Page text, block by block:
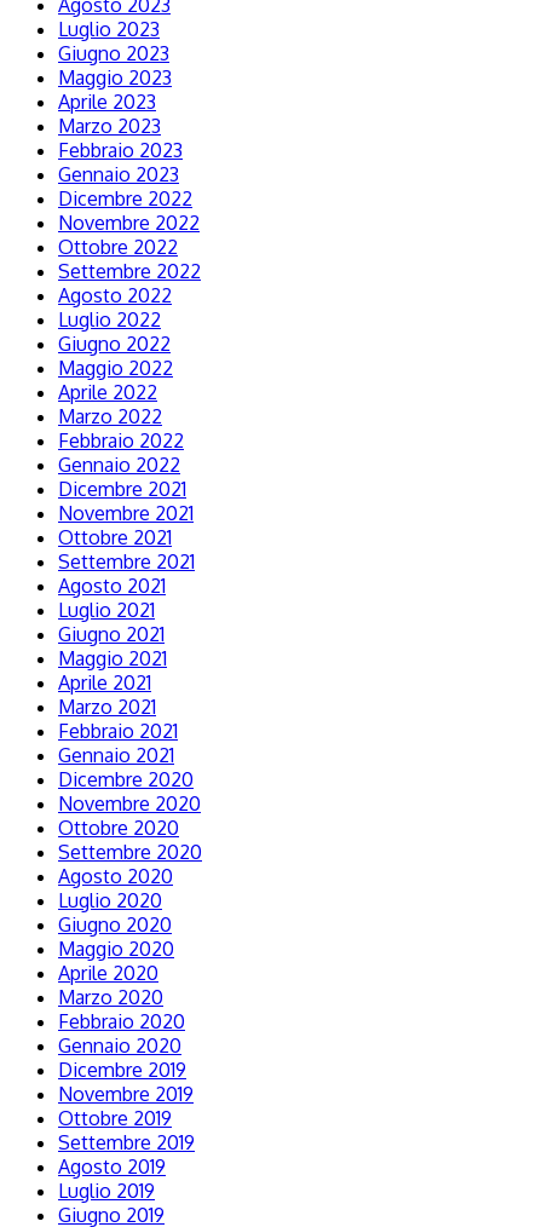
Agosto 2023
Luglio 2023
Giugno 2023
Maggio 2023
Aprile 2023
Marzo 2023
Febbraio 2023
Gennaio 2023
Dicembre 2022
Novembre 2022
Ottobre 2022
Settembre 2022
Agosto 2022
Luglio 2022
Giugno 2022
Maggio 2022
Aprile 2022
Marzo 2022
Febbraio 2022
Gennaio 2022
Dicembre 2021
Novembre 2021
Ottobre 2021
Settembre 2021
Agosto 2021
Luglio 2021
Giugno 2021
Maggio 2021
Aprile 2021
Marzo 2021
Febbraio 2021
Gennaio 2021
Dicembre 2020
Novembre 2020
Ottobre 2020
Settembre 2020
Agosto 2020
Luglio 2020
Giugno 2020
Maggio 2020
Aprile 2020
Marzo 2020
Febbraio 2020
Gennaio 2020
Dicembre 2019
Novembre 2019
Ottobre 2019
Settembre 2019
Agosto 2019
Luglio 2019
Giugno 2019